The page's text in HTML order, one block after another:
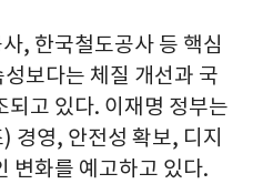
, 한국철도공사 등 핵심
보다는 체질 개선과 국
되고 있다. 이재명 정부는
경영, 안전성 확보, 디지
변화를 예고하고 있다.